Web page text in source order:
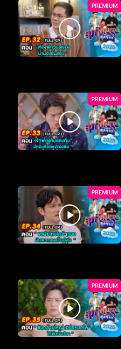
PREMIUM
PREMIUM
PREMIUM
PREMIUM